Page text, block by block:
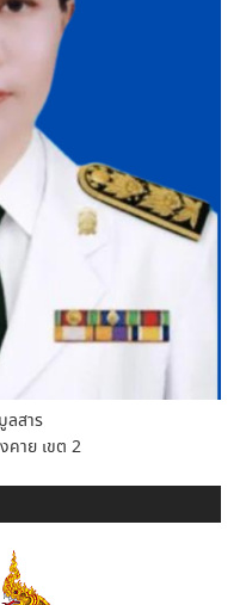
ลสาร
าย เขต 2